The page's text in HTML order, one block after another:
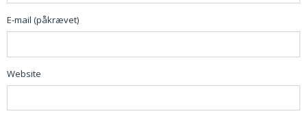
E-mail (påkrævet)
Website